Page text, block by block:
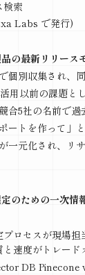
検索
Labs で発行)
の最新リリース
個別収集され、
用以前の課題と
合5社の名前で過
ートを作って」
一元化され、リ
のための一次情
ロセスが現場担
速度がトレード
DB Pinecone